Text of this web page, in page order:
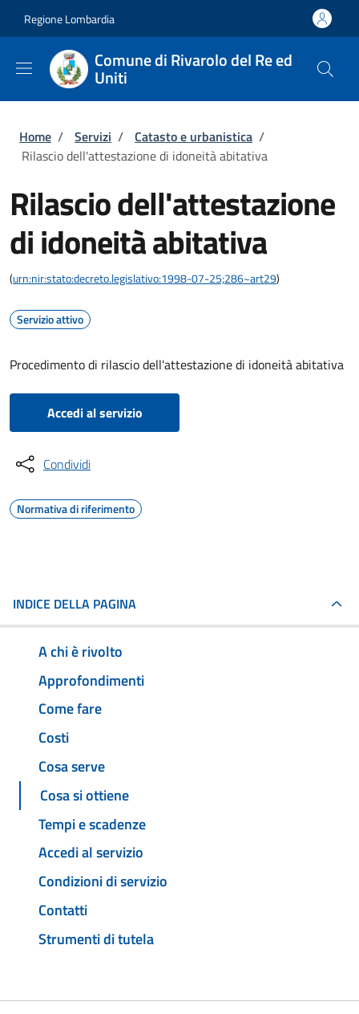
Regione Lombardia
Comune di Rivarolo del Re ed
Uniti
Briciole di pane
Home / Servizi / Catasto e urbanistica /
Rilascio dell'attestazione di idoneità abitativa
Rilascio dell'attestazione
di idoneità abitativa
(urn:nir:stato:decreto.legislativo:1998-07-25;286~art29)
Servizio attivo
Procedimento di rilascio dell'attestazione di idoneità abitativa
Accedi al servizio
Condividi
Normativa di riferimento
INDICE DELLA PAGINA
A chi è rivolto
Approfondimenti
Come fare
Costi
Cosa serve
Cosa si ottiene
Tempi e scadenze
Accedi al servizio
Condizioni di servizio
Contatti
Strumenti di tutela